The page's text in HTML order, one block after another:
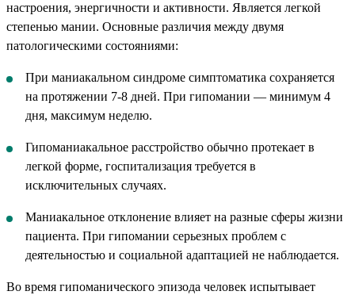
настроения, энергичности и активности. Является легкой
степенью мании. Основные различия между двумя
патологическими состояниями:
При маниакальном синдроме симптоматика сохраняется
на протяжении 7-8 дней. При гипомании — минимум 4
дня, максимум неделю.
Гипоманиакальное расстройство обычно протекает в
легкой форме, госпитализация требуется в
исключительных случаях.
Маниакальное отклонение влияет на разные сферы жизни
пациента. При гипомании серьезных проблем с
деятельностью и социальной адаптацией не наблюдается.
Во время гипоманического эпизода человек испытывает